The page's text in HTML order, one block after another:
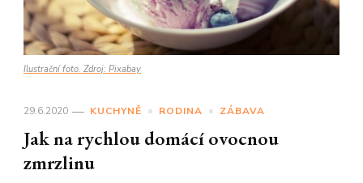
Ilustrační foto. Zdroj: Pixabay
29.6.2020 KUCHYNĚ RODINA ZÁBAVA
Jak na rychlou domácí ovocnou
zmrzlinu